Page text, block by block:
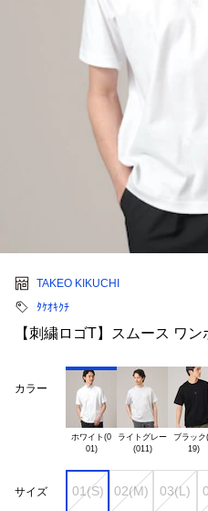
TAKEO KIKUCHI
ﾀｹｵｷｸﾁ
【刺繍ロゴT】スムース ワ
カラー
ホワイト(0
01)
ライトグレー
(011)
ブラック
19)
サイズ 01(S) 02(M) 03(L)